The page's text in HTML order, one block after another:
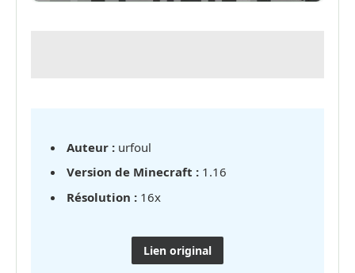
Auteur : urfoul
Version de Minecraft : 1.16
Résolution : 16x
Lien original